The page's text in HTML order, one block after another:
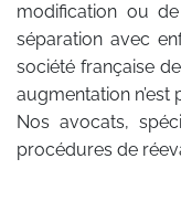
modification ou
séparation avec
société française
augmentation
Nos avocats,
procédures de